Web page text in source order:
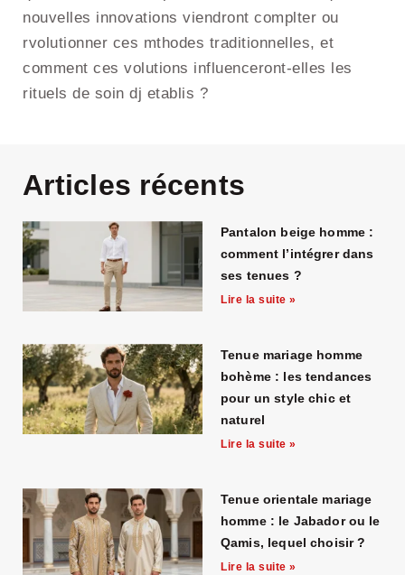
nouvelles innovations viendront complter ou
rvolutionner ces mthodes traditionnelles, et
comment ces volutions influenceront-elles les
rituels de soin dj etablis ?
Articles récents
Pantalon beige homme :
comment l’intégrer dans
ses tenues ?
Lire la suite »
Tenue mariage homme
bohème : les tendances
pour un style chic et
naturel
Lire la suite »
Tenue orientale mariage
homme : le Jabador ou le
Qamis, lequel choisir ?
Lire la suite »